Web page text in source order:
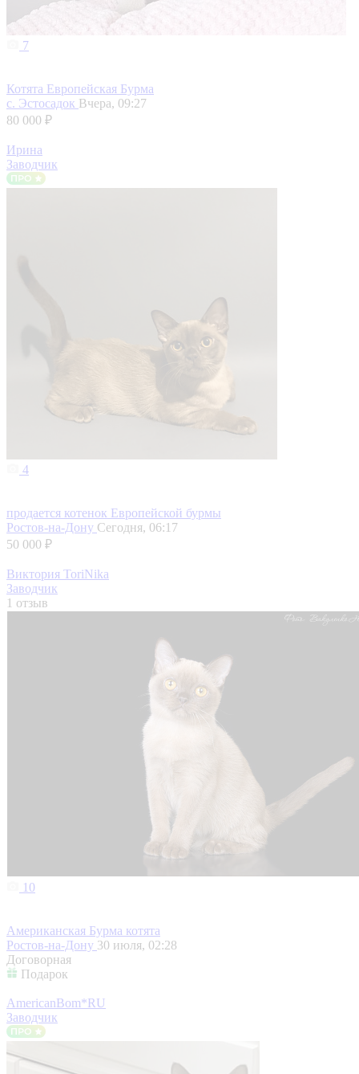
7
Котята Европейская Бурма
с. Эстосадок Вчера, 09:27
80 000 ₽
Ирина
Заводчик
4
продается котенок Европейской бурмы
Ростов-на-Дону Сегодня, 06:17
50 000 ₽
Виктория ToriNika
Заводчик
1 отзыв
10
Американская Бурма котята
Ростов-на-Дону 30 июля, 02:28
Договорная
Подарок
AmericanBom*RU
Заводчик